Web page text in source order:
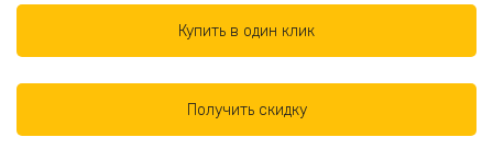
Купить в один клик
Получить скидку